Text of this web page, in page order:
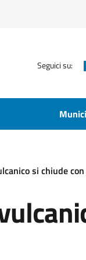
Seguici su:
si chiude